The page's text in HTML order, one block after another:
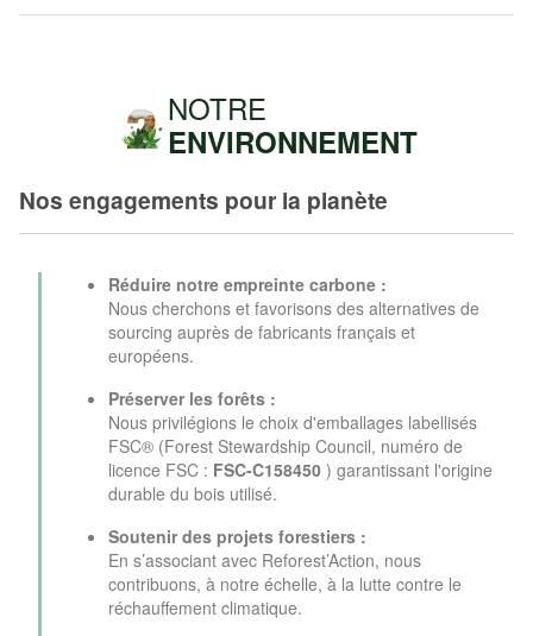
NOTRE
ENVIRONNEMENT
Nos engagements pour la planète
Réduire notre empreinte carbone :
Nous cherchons et favorisons des alternatives de
sourcing auprès de fabricants français et
européens.
Préserver les forêts :
Nous privilégions le choix d'emballages labellisés
FSC® (Forest Stewardship Council, numéro de
licence FSC : FSC-C158450 ) garantissant l'origine
durable du bois utilisé.
Soutenir des projets forestiers :
En s’associant avec Reforest’Action, nous
contribuons, à notre échelle, à la lutte contre le
réchauffement climatique.